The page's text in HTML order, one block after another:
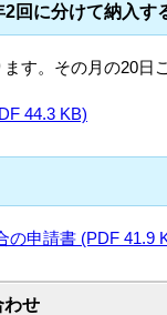
回に分けて納入す
す。その月の20日
44.3 KB)
の申請書 (PDF 41.9
わせ